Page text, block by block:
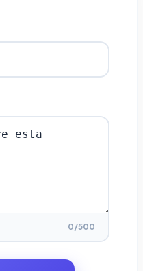
0/500